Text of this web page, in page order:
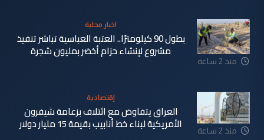
منذ 2 ساعة
اخبار محلية
بطول 90 كيلومترًا.. العتبة العباسية تباشر تنفيذ
مشروع لإنشاء حزام أخضر بمليون شجرة
منذ 2 ساعة
إقتصادية
العراق يتفاوض مع ائتلاف بزعامة شيفرون
الأمريكية لبناء خط أنابيب بقيمة 15 مليار دولار